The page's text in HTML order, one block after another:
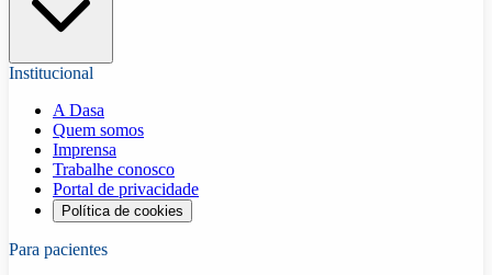
Institucional
A Dasa
Quem somos
Imprensa
Trabalhe conosco
Portal de privacidade
Política de cookies
Para pacientes